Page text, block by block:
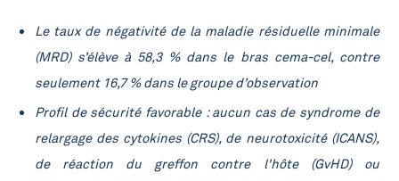
Le taux de négativité de la maladie résiduelle minimale
(MRD) s’élève à 58,3 % dans le bras cema-cel, contre
seulement 16,7 % dans le groupe d’observation
Profil de sécurité favorable :aucun cas de syndrome de
relargage des cytokines (CRS), de neurotoxicité (ICANS),
de réaction du greffon contre l'hôte (GvHD) ou